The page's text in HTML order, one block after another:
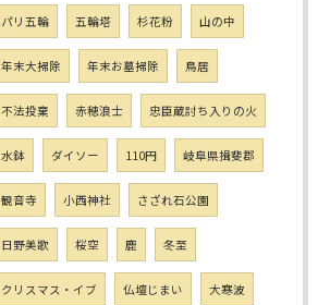
パリ五輪 五輪塔 杉花粉 山の中
年末大掃除 年末お墓掃除 鳥居
不法投棄 赤穂浪士 忠臣蔵討ち入りの火
水鉢 ダイソー 110円 岐阜県揖斐郡
観音寺 小西神社 さざれ石公園
日野美歌 桜空 鹿 冬至
クリスマス・イブ 仏壇じまい 大寒波